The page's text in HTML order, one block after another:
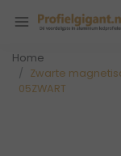
Home
Zwarte
05ZWART